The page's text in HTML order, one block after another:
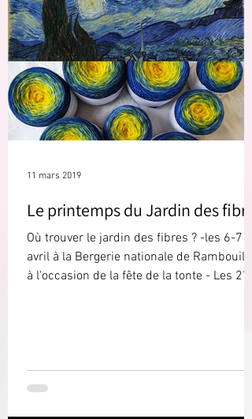
Le printemps du Jardin des fibres
Où trouver le jardin des fibres ? -les 6-7
avril à la Bergerie nationale de Rambouillet
à l'occasion de la fête de la tonte - Les 27-
11 mars 2019